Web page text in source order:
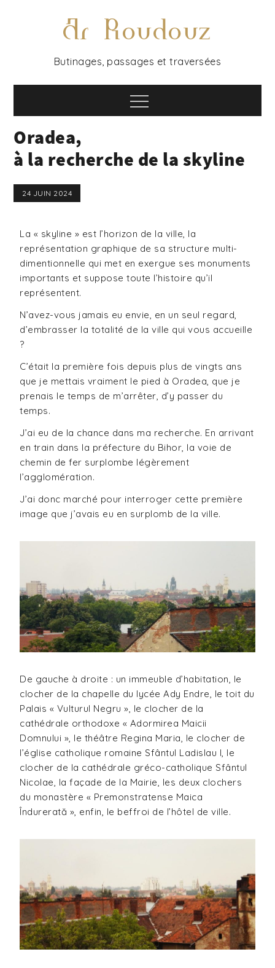
Ar Roudouz
Butinages, passages et traversées
Oradea,
à la recherche de la skyline
24 JUIN 2024
La « skyline » est l’horizon de la ville, la
représentation graphique de sa structure multi-
dimentionnelle qui met en exergue ses monuments
importants et suppose toute l’histoire qu’il
représentent.
N’avez-vous jamais eu envie, en un seul regard,
d’embrasser la totalité de la ville qui vous accueille
?
C’était la première fois depuis plus de vingts ans
que je mettais vraiment le pied à Oradea, que je
prenais le temps de m’arrêter, d’y passer du
temps.
J’ai eu de la chance dans ma recherche. En arrivant
en train dans la préfecture du Bihor, la voie de
chemin de fer surplombe légèrement
l’agglomération.
J’ai donc marché pour interroger cette première
image que j’avais eu en surplomb de la ville.
De gauche à droite : un immeuble d’habitation, le
clocher de la chapelle du lycée Ady Endre, le toit du
Palais « Vulturul Negru », le clocher de la
cathédrale orthodoxe « Adormirea Maicii
Domnului », le théâtre Regina Maria, le clocher de
l’église catholique romaine Sfântul Ladislau I, le
clocher de la cathédrale gréco-catholique Sfântul
Nicolae, la façade de la Mairie, les deux clochers
du monastère « Premonstratense Maica
Îndurerată », enfin, le beffroi de l’hôtel de ville.